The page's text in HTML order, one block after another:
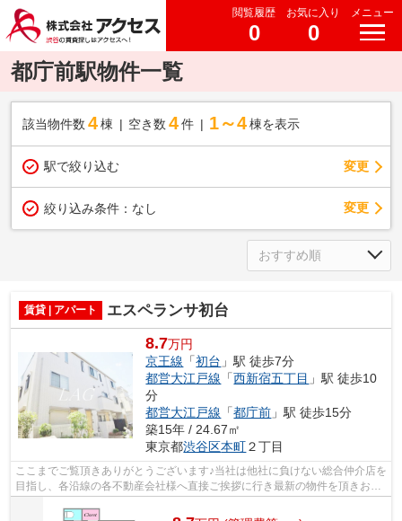
閲覧履歴
0
お気に入り
0
メニュー
都庁前駅物件一覧
該当物件数 4棟 空き数 4 件 1～4 棟を表示
駅で絞り込む 変更
絞り込み条件： なし 変更
賃貸 | アパート エスペランサ初台
8.7万円
京王線 「初台 」駅 徒歩7分
都営大江戸線 「西新宿五丁目 」駅 徒歩10
分
都営大江戸線 「都庁前 」駅 徒歩15分
築15年 / 24.67㎡
東京都渋谷区本町２丁目
ここまでご覧頂きありがとうございます♪当社は他社に負けない総合仲介店を
目指し、各沿線の各不動産会社様へ直接ご挨拶に行き最新の物件を頂きお客